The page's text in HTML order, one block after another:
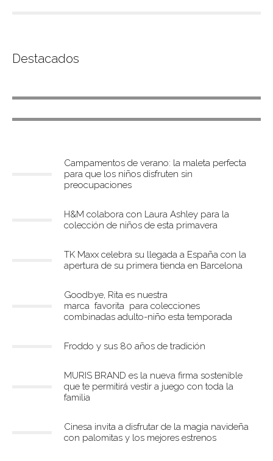
Destacados
Actualidad
Circular Baby, mochilas Km.0 con
Mediterráneo
Campamentos de verano: la maleta perfecta
para que los niños disfruten sin
preocupaciones
H&M colabora con Laura Ashley para la
colección de niños de esta primavera
TK Maxx celebra su llegada a España con la
apertura de su primera tienda en Barcelona
Goodbye, Rita es nuestra
marca favorita para colecciones
combinadas adulto-niño esta temporada
Froddo y sus 80 años de tradición
MURIS BRAND es la nueva firma sostenible
que te permitirá vestir a juego con toda la
familia
Cinesa invita a disfrutar de la magia navideña
con palomitas y los mejores estrenos